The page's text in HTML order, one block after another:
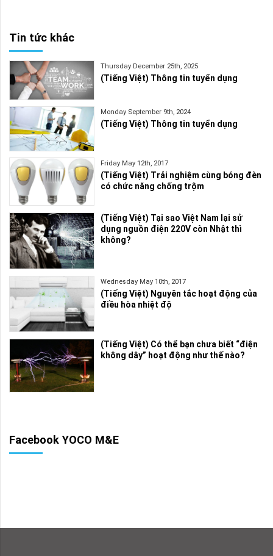
Tin tức khác
Thursday December 25th, 2025
(Tiếng Việt) Thông tin tuyển dụng
Monday September 9th, 2024
(Tiếng Việt) Thông tin tuyển dụng
Friday May 12th, 2017
(Tiếng Việt) Trải nghiệm cùng bóng đèn
có chức năng chống trộm
(Tiếng Việt) Tại sao Việt Nam lại sử
dụng nguồn điện 220V còn Nhật thì
không?
Wednesday May 10th, 2017
(Tiếng Việt) Nguyên tắc hoạt động của
điều hòa nhiệt độ
(Tiếng Việt) Có thể bạn chưa biết “điện
không dây” hoạt động như thế nào?
Facebook YOCO M&E